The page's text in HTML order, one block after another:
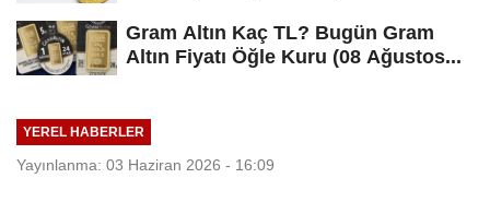
Gram Altın Kaç TL? Bugün Gram
Altın Fiyatı Öğle Kuru (08 Ağustos...
YEREL HABERLER
Yayınlanma: 03 Haziran 2026 - 16:09